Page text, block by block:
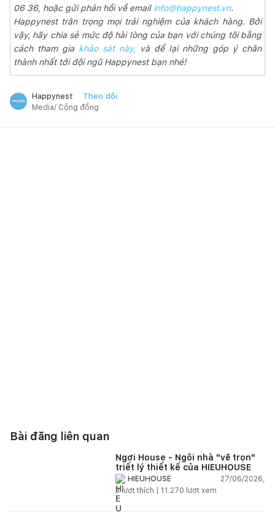
06 36, hoặc gửi phản hồi về email info@happynest.vn.
Happynest trân trọng mọi trải nghiệm của khách hàng. Bởi
vậy, hãy chia sẻ mức độ hài lòng của bạn với chúng tôi bằng
cách tham gia khảo sát này, và để lại những góp ý chân
thành nhất tới đội ngũ Happynest bạn nhé!
Happynest Theo dõi
Media/ Cộng đồng
Bài đăng liên quan
Ngơi House - Ngôi nhà "vẽ trọn"
triết lý thiết kế của HIEUHOUSE
HIEUHOUSE
27/06/2026,
3lượt thích | 11.270 lượt xem